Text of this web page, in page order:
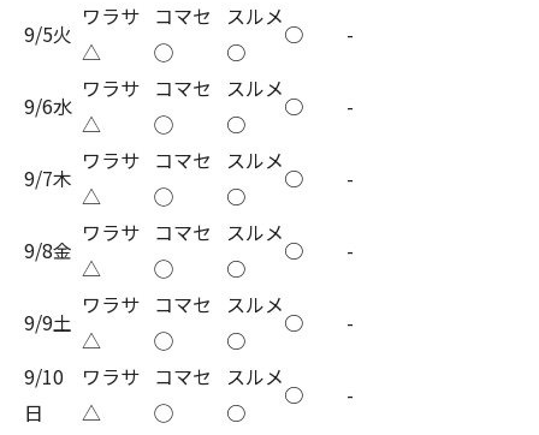
9/5火
ワラサ
△
コマセ
◯
スルメ
○
○ -
9/6水
ワラサ
△
コマセ
◯
スルメ
○
○ -
9/7木
ワラサ
△
コマセ
◯
スルメ
○
○ -
9/8金
ワラサ
△
コマセ
◯
スルメ
○
○ -
9/9土
ワラサ
△
コマセ
◯
スルメ
○
○
-
9/10
日
ワラサ
△
コマセ
◯
スルメ
○
○
-